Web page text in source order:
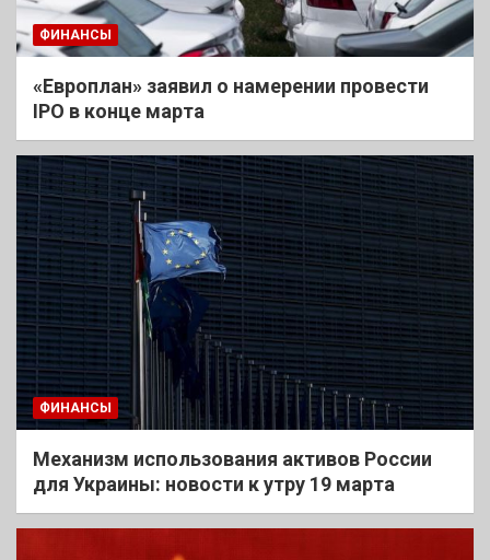
ФИНАНСЫ
«Европлан» заявил о намерении провести
IPO в конце марта
ФИНАНСЫ
Механизм использования активов России
для Украины: новости к утру 19 марта